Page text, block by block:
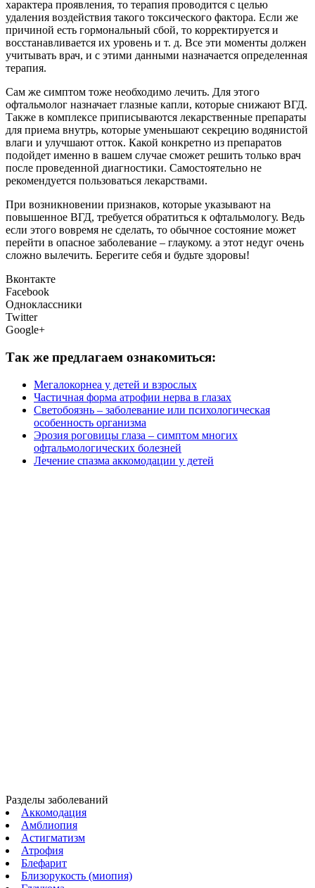
характера проявления, то терапия проводится с целью
удаления воздействия такого токсического фактора. Если же
причиной есть гормональный сбой, то корректируется и
восстанавливается их уровень и т. д. Все эти моменты должен
учитывать врач, и с этими данными назначается определенная
терапия.
Сам же симптом тоже необходимо лечить. Для этого
офтальмолог назначает глазные капли, которые снижают ВГД.
Также в комплексе приписываются лекарственные препараты
для приема внутрь, которые уменьшают секрецию водянистой
влаги и улучшают отток. Какой конкретно из препаратов
подойдет именно в вашем случае сможет решить только врач
после проведенной диагностики. Самостоятельно не
рекомендуется пользоваться лекарствами.
При возникновении признаков, которые указывают на
повышенное ВГД, требуется обратиться к офтальмологу. Ведь
если этого вовремя не сделать, то обычное состояние может
перейти в опасное заболевание – глаукому. а этот недуг очень
сложно вылечить. Берегите себя и будьте здоровы!
Вконтакте
Facebook
Одноклассники
Twitter
Google+
Так же предлагаем ознакомиться:
Мегалокорнеа у детей и взрослых
Частичная форма атрофии нерва в глазах
Светобоязнь – заболевание или психологическая
особенность организма
Эрозия роговицы глаза – симптом многих
офтальмологических болезней
Лечение спазма аккомодации у детей
Разделы заболеваний
Аккомодация
Амблиопия
Астигматизм
Атрофия
Блефарит
Близорукость (миопия)